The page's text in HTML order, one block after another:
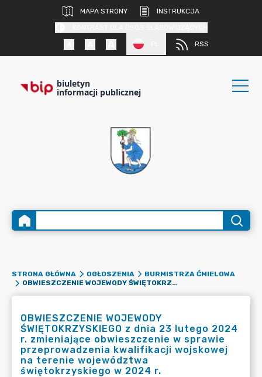
MAPA STRONY
INSTRUKCJA
RSS
biuletyn
informacji publicznej
STRONA GŁÓWNA OGŁOSZENIA
BURMISTRZA ĆMIELOWA
OBWIESZCZENIE WOJEWODY ŚWIĘTOKRZYSKIEGO Z DNIA 23 LUTEGO 2024 R. ZMIENIAJĄCE OBWIESZCZENIE W SPRAWIE PRZEPROWADZENIA KWALIFIKACJI WOJSKOWEJ NA TERENIE WOJEWÓDZTWA ŚWIĘTOKRZYSKIEGO W 2024 R.
OBWIESZCZENIE WOJEWODY
ŚWIĘTOKRZYSKIEGO z dnia 23 lutego 2024
r. zmieniające obwieszczenie w sprawie
przeprowadzenia kwalifikacji wojskowej
na terenie województwa
świętokrzyskiego w 2024 r.